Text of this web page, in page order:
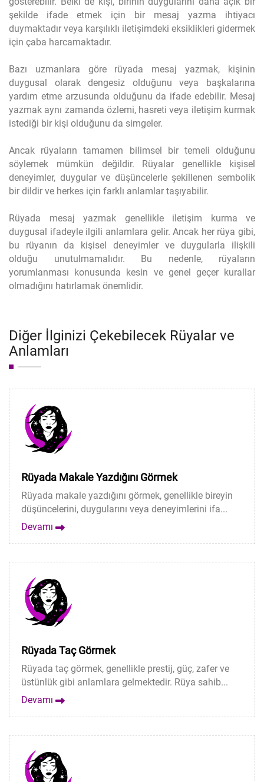
şekilde ifade etmek için bir mesaj yazma ihtiyacı
duymaktadır veya karşılıklı iletişimdeki eksiklikleri gidermek
için çaba harcamaktadır.
Bazı uzmanlara göre rüyada mesaj yazmak, kişinin
duygusal olarak dengesiz olduğunu veya başkalarına
yardım etme arzusunda olduğunu da ifade edebilir. Mesaj
yazmak aynı zamanda özlemi, hasreti veya iletişim kurmak
istediği bir kişi olduğunu da simgeler.
Ancak rüyaların tamamen bilimsel bir temeli olduğunu
söylemek mümkün değildir. Rüyalar genellikle kişisel
deneyimler, duygular ve düşüncelerle şekillenen sembolik
bir dildir ve herkes için farklı anlamlar taşıyabilir.
Rüyada mesaj yazmak genellikle iletişim kurma ve
duygusal ifadeyle ilgili anlamlara gelir. Ancak her rüya gibi,
bu rüyanın da kişisel deneyimler ve duygularla ilişkili
olduğu unutulmamalıdır. Bu nedenle, rüyaların
yorumlanması konusunda kesin ve genel geçer kurallar
olmadığını hatırlamak önemlidir.
Diğer İlginizi Çekebilecek Rüyalar ve
Anlamları
Rüyada Makale Yazdığını Görmek
Rüyada makale yazdığını görmek, genellikle bireyin
düşüncelerini, duygularını veya deneyimlerini ifa...
Devamı
Rüyada Taç Görmek
Rüyada taç görmek, genellikle prestij, güç, zafer ve
üstünlük gibi anlamlara gelmektedir. Rüya sahib...
Devamı